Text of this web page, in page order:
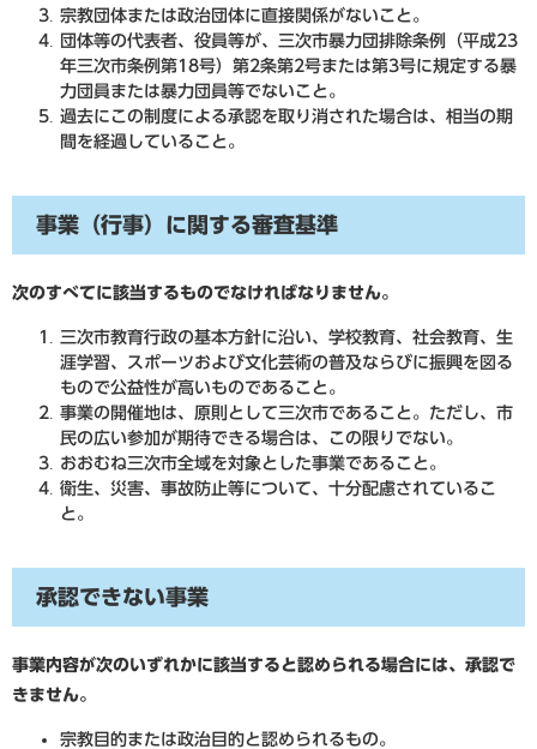
宗教団体または政治団体に直接関係がないこと。
団体等の代表者、役員等が、三次市暴力団排除条例（平成23
年三次市条例第18号）第2条第2号または第3号に規定する暴
力団員または暴力団員等でないこと。
​過去にこの制度による承認を取り消された場合は、相当の期
間を経過していること。
事業（行事）に関する審査基準
次のすべてに該当するものでなければなりません。
三次市教育行政の基本方針に沿い、学校教育、社会教育、生
涯学習、スポーツおよび文化芸術の普及ならびに振興を図る
もので公益性が高いものであること。
事業の開催地は、原則として三次市であること。ただし、市
民の広い参加が期待できる場合は、この限りでない。
おおむね三次市全域を対象とした事業であること。
​衛生、災害、事故防止等について、十分配慮されているこ
と。
承認できない事業
事業内容が次のいずれかに該当すると認められる場合には、承認で
きません。
宗教目的または政治目的と認められるもの。